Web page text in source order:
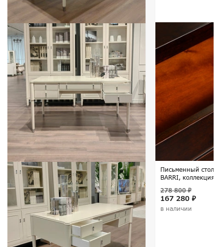
Письменный стол
BARRI, коллекция
167 280 ₽
278 800 ₽
в наличии